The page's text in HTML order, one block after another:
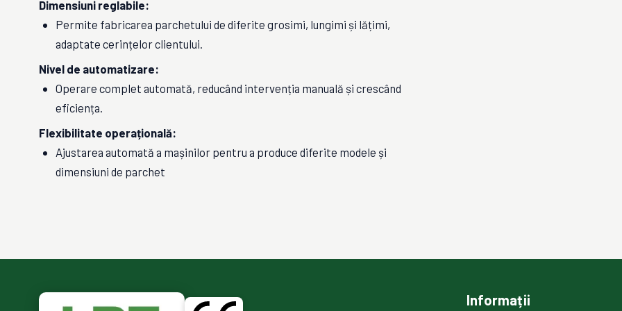
Dimensiuni reglabile:
Permite fabricarea parchetului de diferite grosimi, lungimi și lățimi,
adaptate cerințelor clientului.
Nivel de automatizare:
Operare complet automată, reducând intervenția manuală și crescând
eficiența.
Flexibilitate operațională:
Ajustarea automată a mașinilor pentru a produce diferite modele și
dimensiuni de parchet
Informații